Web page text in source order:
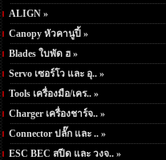
ALIGN »
Canopy หัวคานูปี้ »
Blades ใบพัด ฮ »
Servo เซอร์โว และ อุ.. »
Tools เครื่องมือ/เคร.. »
Charger เครื่องชาร์จ.. »
Connector ปลั๊ก และ .. »
ESC BEC สปีด และ วงจ.. »